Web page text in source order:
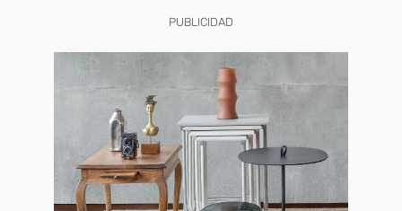
PUBLICIDAD